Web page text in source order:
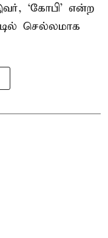
‘கோபி’ என்ற
செல்லமாக